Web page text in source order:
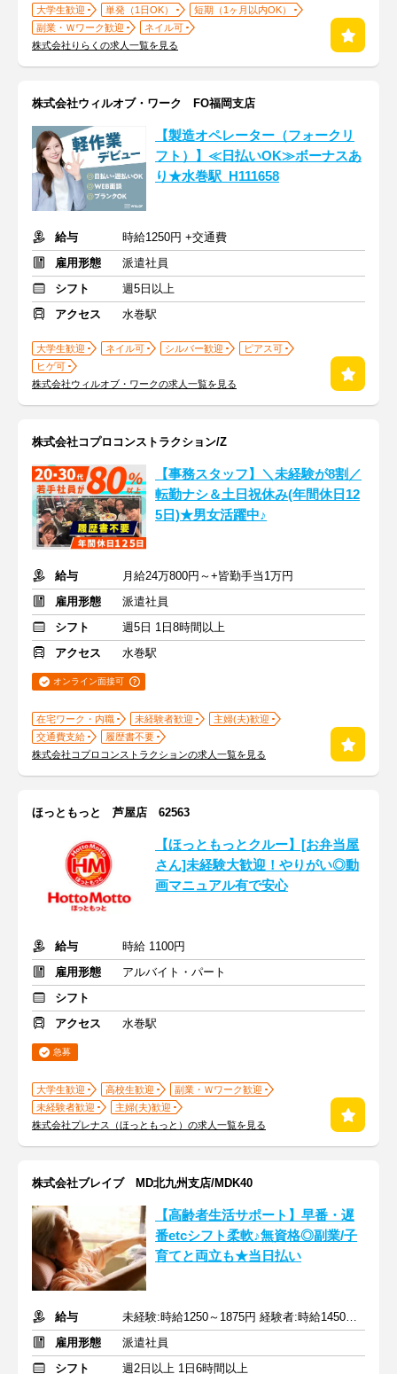
大学生歓迎 単発（1日OK）
短期（1ヶ月以内OK）
副業・Ｗワーク歓迎
ネイル可
株式会社りらくの求人一覧を見る
株式会社ウィルオブ・ワーク FO福岡支店
【製造オペレーター（フォークリ
フト）】≪日払いOK≫ボーナスあ
り★水巻駅_H111658
給与
時給1250円 +交通費
雇用形態
派遣社員
シフト
週5日以上
アクセス
水巻駅
大学生歓迎 ネイル可 シルバー歓迎
ピアス可
ヒゲ可
株式会社ウィルオブ・ワークの求人一覧を見る
株式会社コプロコンストラクション/Z
【事務スタッフ】＼未経験が8割／
転勤ナシ＆土日祝休み(年間休日12
5日)★男女活躍中♪
給与
月給24万800円～+皆勤手当1万円
雇用形態
派遣社員
シフト
週5日 1日8時間以上
アクセス
水巻駅
オンライン面接可
在宅ワーク・内職 未経験者歓迎
主婦(夫)歓迎
交通費支給
履歴書不要
株式会社コプロコンストラクションの求人一覧を見る
ほっともっと 芦屋店 62563
【ほっともっとクルー】[お弁当屋
さん]未経験大歓迎！やりがい◎動
画マニュアル有で安心
給与
時給 1100円
雇用形態
アルバイト・パート
シフト
アクセス
水巻駅
急募
大学生歓迎 高校生歓迎
副業・Ｗワーク歓迎
未経験者歓迎
主婦(夫)歓迎
株式会社プレナス（ほっともっと）の求人一覧を見る
株式会社ブレイブ MD北九州支店/MDK40
【高齢者生活サポート】早番・遅
番etcシフト柔軟♪無資格◎副業/子
育てと両立も★当日払い
給与
未経験:時給1250～1875円 経験者:時給1450～2175円+交通費全額
雇用形態
派遣社員
シフト
週2日以上 1日6時間以上